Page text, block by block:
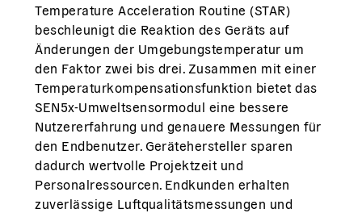
Temperature Acceleration Routine (STAR)
beschleunigt die Reaktion des Geräts auf
Änderungen der Umgebungstemperatur um
den Faktor zwei bis drei. Zusammen mit einer
Temperaturkompensationsfunktion bietet das
SEN5x-Umweltsensormodul eine bessere
Nutzererfahrung und genauere Messungen für
den Endbenutzer. Gerätehersteller sparen
dadurch wertvolle Projektzeit und
Personalressourcen. Endkunden erhalten
zuverlässige Luftqualitätsmessungen und